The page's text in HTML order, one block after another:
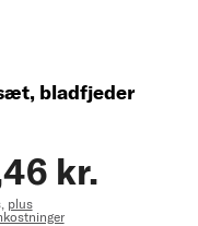
bladfjeder
kr.
plus